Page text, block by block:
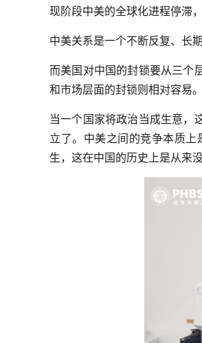
现阶段中美的全球化进程停滞
中美关系是一个不断反复、长
而美国对中国的封锁要从三个
和市场层面的封锁则相对容易。
当一个国家将政治当成生意，
立了。中美之间的竞争本质
生，这在中国的历史上是从来没